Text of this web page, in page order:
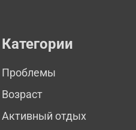
Категории
Проблемы
Возраст
Активный отдых